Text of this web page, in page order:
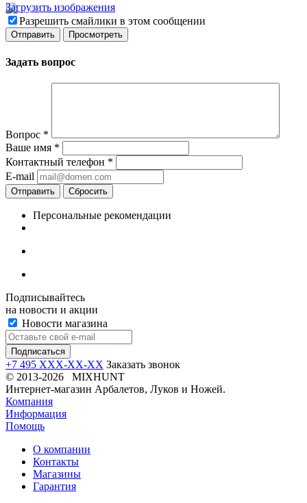
Загрузить изображения
Разрешить смайлики в этом сообщении
Задать вопрос
Вопрос *
Ваше имя *
Контактный телефон *
E-mail
Отправить Сбросить
Персональные рекомендации
Подписывайтесь
на новости и акции
Новости магазина
+7 495 XXX-XX-XX Заказать звонок
© 2013-2026 MIXHUNT
Интернет-магазин Арбалетов, Луков и Ножей.
Компания
Информация
Помощь
О компании
Контакты
Магазины
Гарантия